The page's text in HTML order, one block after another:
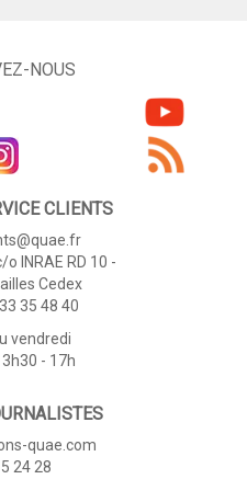
NOUS
CLIENTS
INRAE RD 10 -
Cedex
35 48 40
vendredi
- 17h
quae.com
24 28